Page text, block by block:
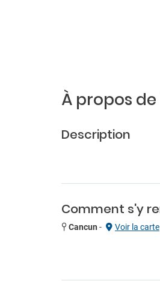
À propos
Description
Comment s'y
Cancun - Voir la carte